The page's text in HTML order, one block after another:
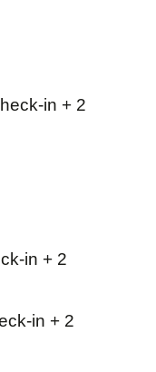
in + 2
in + 2
in + 2